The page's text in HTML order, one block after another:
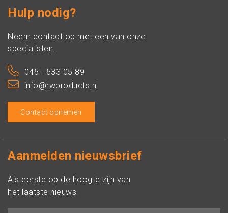
Hulp nodig?
Neem contact op met een van onze
specialisten.
045 - 533 05 89
info@rwproducts.nl
Contact opnemen
Aanmelden nieuwsbrief
Als eerste op de hoogte zijn van
het laatste nieuws: